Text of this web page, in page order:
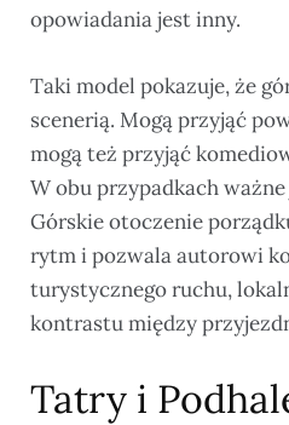
opowiadania jest inny.
Taki model pokazuje, że
scenerią. Mogą przyjąć
mogą też przyjąć
W obu przypadkach
Górskie otoczenie
rytm i pozwala autorowi
turystycznego ruchu,
kontrastu między
Tatry i